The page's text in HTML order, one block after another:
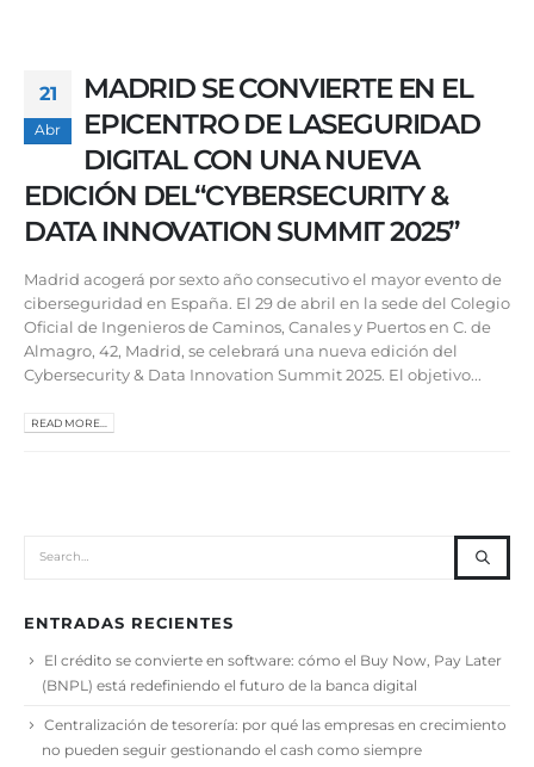
21
Abr
MADRID SE CONVIERTE EN EL
EPICENTRO DE LASEGURIDAD
DIGITAL CON UNA NUEVA
EDICIÓN DEL“CYBERSECURITY &
DATA INNOVATION SUMMIT 2025”
Madrid acogerá por sexto año consecutivo el mayor evento de
ciberseguridad en España. El 29 de abril en la sede del Colegio
Oficial de Ingenieros de Caminos, Canales y Puertos en C. de
Almagro, 42, Madrid, se celebrará una nueva edición del
Cybersecurity & Data Innovation Summit 2025. El objetivo...
READ MORE...
ENTRADAS RECIENTES
El crédito se convierte en software: cómo el Buy Now, Pay Later
(BNPL) está redefiniendo el futuro de la banca digital
Centralización de tesorería: por qué las empresas en crecimiento
no pueden seguir gestionando el cash como siempre